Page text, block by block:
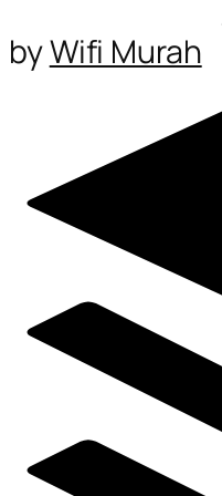
byWifi Murah